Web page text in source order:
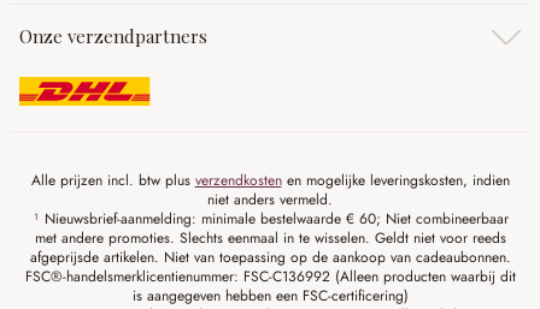
Onze verzendpartners
Alle prijzen incl. btw plus verzendkostenen mogelijke leveringskosten, indien
niet anders vermeld.
¹ Nieuwsbrief-aanmelding: minimale bestelwaarde € 60; Niet combineerbaar
met andere promoties. Slechts eenmaal in te wisselen. Geldt niet voor reeds
afgeprijsde artikelen. Niet van toepassing op de aankoop van cadeaubonnen.
FSC®-handelsmerklicentienummer: FSC-C136992 (Alleen producten waarbij dit
is aangegeven hebben een FSC-certificering)